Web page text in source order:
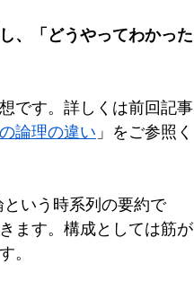
、「どうやってわかった
です。詳しくは前回記事
論理の違い 」をご参照く
いう時系列の要約で
ます。構成としては筋が
。